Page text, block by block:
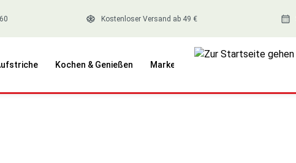
Kostenloser Versand ab 49 €
Kochen & Genießen Marken